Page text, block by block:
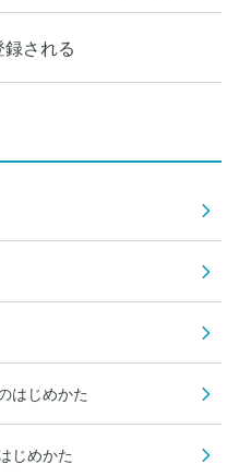
に移動しますか？」と表
される
はじめかた
じめかた